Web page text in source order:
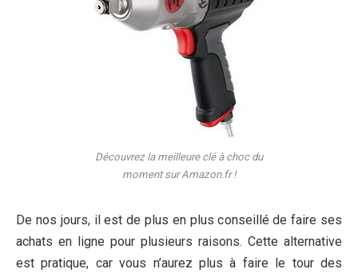
Découvrez la meilleure clé à choc du
moment sur Amazon.fr !
De nos jours, il est de plus en plus conseillé de faire ses
achats en ligne pour plusieurs raisons. Cette alternative
est pratique, car vous n’aurez plus à faire le tour des